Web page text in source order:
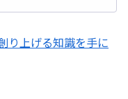
り上げる知識を手に